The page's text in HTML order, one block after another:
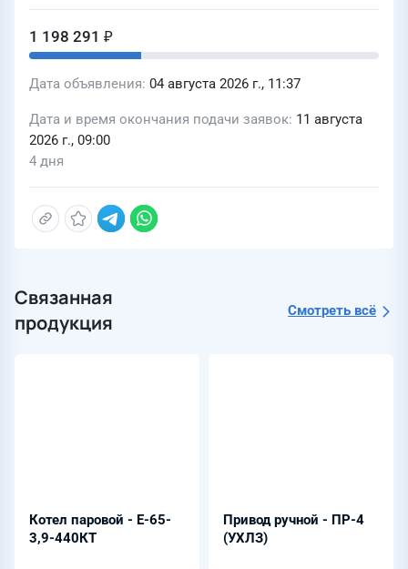
1 198 291 ₽
Дата объявления 04 августа 2026 г., 11:37
Дата и время окончания подачи заявок 11 августа
2026 г., 09:00
4 дня
Связанная
продукция
Смотреть всё
Котел паровой - Е-65-
3,9-440КТ
Привод ручной - ПР-4
(УХЛЗ)